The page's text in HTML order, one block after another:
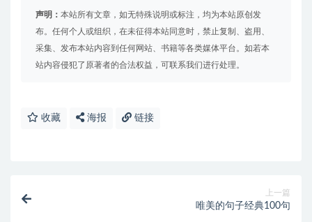
声明： 本站所有文章，如无特殊说明或标注，均为本站原创发
布。任何个人或组织，在未征得本站同意时，禁止复制、盗用、
采集、发布本站内容到任何网站、书籍等各类媒体平台。如若本
站内容侵犯了原著者的合法权益，可联系我们进行处理。
收藏 海报 链接
上一篇
唯美的句子经典100句